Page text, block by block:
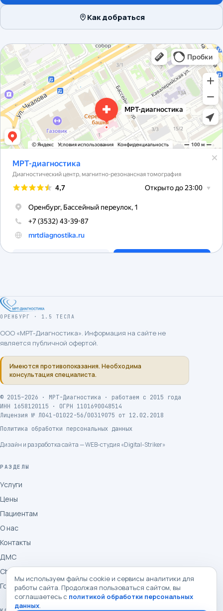
Как добраться
ОРЕНБУРГ · 1.5 ТЕСЛА
ООО «МРТ-Диагностика». Информация на сайте не
является публичной офертой.
Имеются противопоказания. Необходима
консультация специалиста.
© 2015–2026 · МРТ-Диагностика · работаем с 2015 года
ИНН 1658120115 · ОГРН 1101690048514
Лицензия № Л041-01022-56/00319075 от 12.02.2018
Политика обработки персональных данных
Дизайн и разработка сайта — WEB-студия «Digital-Striker»
РАЗДЕЛЫ
Услуги
Цены
Пациентам
О нас
Контакты
ДМС
Check-up
Госгарантии, ОМС
Мы используем файлы cookie и сервисы аналитики для
работы сайта. Продолжая пользоваться сайтом, вы
соглашаетесь с политикой обработки персональных
данных.